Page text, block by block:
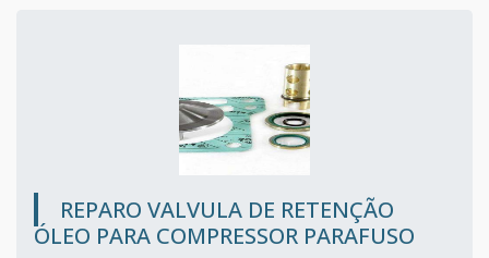
REPARO VALVULA DE RETENÇÃO
ÓLEO PARA COMPRESSOR PARAFUSO